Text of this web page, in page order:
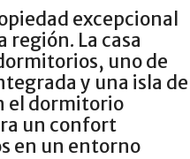
excepcional
La casa
uno de
y una isla de
el dormitorio
un confort
en un entorno